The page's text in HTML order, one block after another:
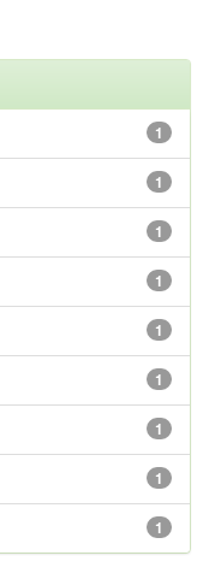
1
1
1
1
1
1
1
1
1